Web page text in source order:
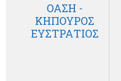
ΟΑΣΗ -
ΚΗΠΟΥΡΟΣ
ΕΥΣΤΡΑΤΙΟΣ